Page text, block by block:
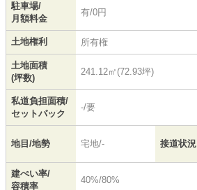
駐車場/
月額料金
有/0円
土地権利 所有権
土地面積
(坪数)
241.12㎡(72.93坪)
私道負担面積/
セットバック
-/要
地目/地勢 宅地/- 接道状況
建ぺい率/
容積率
40%/80%